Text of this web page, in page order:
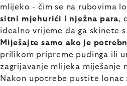
mlijeko - čim se na rubovima
sitni mjehurići i nježna para,
idealno vrijeme da ga skinete
Miješajte samo ako je
prilikom pripreme pudinga ili
zagrijavanje mlijeka miješanje
Nakon upotrebe pustite lonac